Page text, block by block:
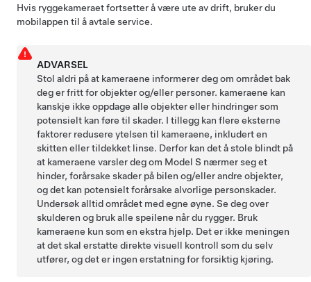
Hvis ryggekameraet fortsetter å være ute av drift, bruker du
mobilappen til å avtale service.
ADVARSEL
Stol aldri på at kameraene informerer deg om området bak
deg er fritt for objekter og/eller personer. kameraene kan
kanskje ikke oppdage alle objekter eller hindringer som
potensielt kan føre til skader. I tillegg kan flere eksterne
faktorer redusere ytelsen til kameraene, inkludert en
skitten eller tildekket linse. Derfor kan det å stole blindt på
at kameraene varsler deg om Model S nærmer seg et
hinder, forårsake skader på bilen og/eller andre objekter,
og det kan potensielt forårsake alvorlige personskader.
Undersøk alltid området med egne øyne. Se deg over
skulderen og bruk alle speilene når du rygger. Bruk
kameraene kun som en ekstra hjelp. Det er ikke meningen
at det skal erstatte direkte visuell kontroll som du selv
utfører, og det er ingen erstatning for forsiktig kjøring.